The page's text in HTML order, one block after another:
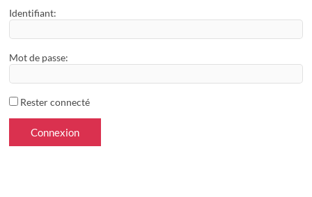
Identifiant:
Mot de passe:
Rester connecté
Connexion